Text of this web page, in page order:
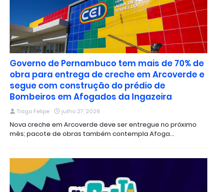
Governo de Pernambuco tem mais de 70% de
obra para entrega de creche em Arcoverde e
segue com construção do prédio de
Bombeiros em Afogados da Ingazeira
Tiago Felipe julho 27, 2026
Nova creche em Arcoverde deve ser entregue no próximo
mês; pacote de obras também contempla Afoga…